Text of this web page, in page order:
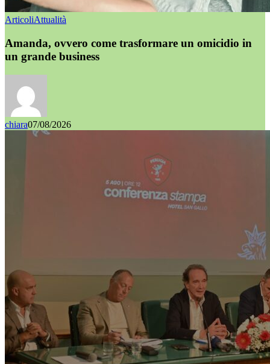
ArticoliAttualità
Amanda, ovvero come trasformare un omicidio in
un grande business
chiara07/08/2026